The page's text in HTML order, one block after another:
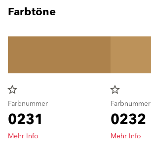
Farbtöne
star_border
Farbnummer
0231
Mehr Info
star_border
Farbnummer
0232
Mehr Info